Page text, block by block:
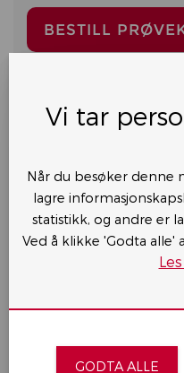
Kontakt oss i dag
Vi tar
Når du besøker denne
lagre
statistikk, og andre er
Ved å klikke 'Godta alle'
GODTA ALLE